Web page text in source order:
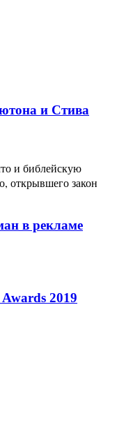
и Стива
и библейскую
открывшего закон
в рекламе
2019